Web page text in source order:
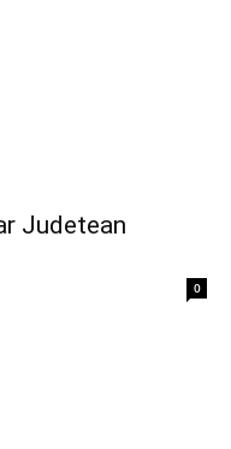
Judetean
0